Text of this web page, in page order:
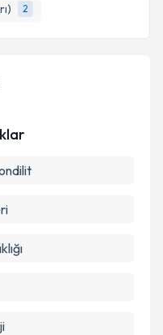
2
ediyorum.